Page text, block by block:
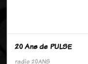
20 Ans de PULSE
radio 20ANS